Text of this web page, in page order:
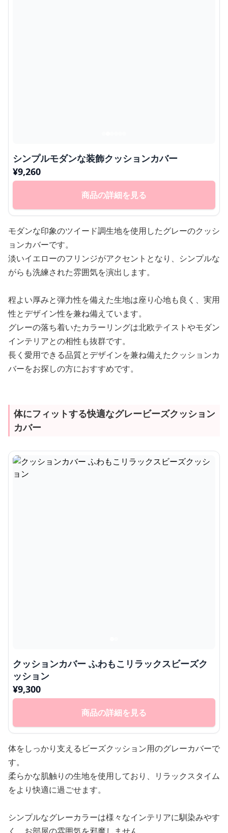
シンプルモダンな装飾クッションカバー
¥9,260
商品の詳細を見る
モダンな印象のツイード調生地を使用したグレーのクッシ
ョンカバーです。
淡いイエローのフリンジがアクセントとなり、シンプルな
がらも洗練された雰囲気を演出します。
程よい厚みと弾力性を備えた生地は座り心地も良く、実用
性とデザイン性を兼ね備えています。
グレーの落ち着いたカラーリングは北欧テイストやモダン
インテリアとの相性も抜群です。
長く愛用できる品質とデザインを兼ね備えたクッションカ
バーをお探しの方におすすめです。
体にフィットする快適なグレービーズクッション
カバー
クッションカバー ふわもこリラックスビーズク
ッション
¥9,300
商品の詳細を見る
体をしっかり支えるビーズクッション用のグレーカバーで
す。
柔らかな肌触りの生地を使用しており、リラックスタイム
をより快適に過ごせます。
シンプルなグレーカラーは様々なインテリアに馴染みやす